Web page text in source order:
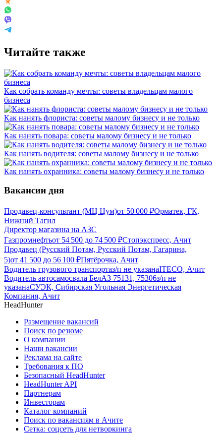
Читайте также
Как собрать команду мечты: советы владельцам малого
бизнеса
Как нанять флориста: советы малому бизнесу и не только
Как нанять повара: советы малому бизнесу и не только
Как нанять водителя: советы малому бизнесу и не только
Как нанять охранника: советы малому бизнесу и не только
Вакансии дня
Продавец-консультант (МЦ Цум)от 50 000 ₽Орматек, ГК,
Нижний Тагил
Директор магазина на АЗС
Газпромнефтьот 54 500 до 74 500 ₽Стопэкспресс, Ачит
Продавец (Русский Потам, Русский Потам, Гагарина,
5)от 41 500 до 56 100 ₽Пятёрочка, Ачит
Водитель грузового транспортаз/п не указанаITECO, Ачит
Водитель автосамосвала БелАЗ 75131, 75306з/п не
указанаСУЭК, Сибирская Угольная Энергетическая
Компания, Ачит
HeadHunter
Размещение вакансий
Поиск по резюме
О компании
Наши вакансии
Реклама на сайте
Требования к ПО
Безопасный HeadHunter
HeadHunter API
Партнерам
Инвесторам
Каталог компаний
Поиск по вакансиям в Ачите
Сетка: соцсеть для нетворкинга